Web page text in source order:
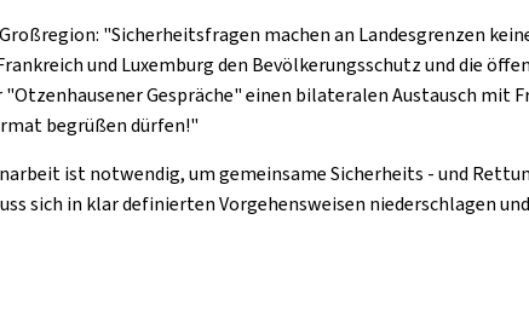
"Sicherheitsfragen machen an Landesgrenzen
und Luxemburg den Bevölkerungsschutz und die
Gespräche" einen bilateralen Austausch mit
begrüßen dürfen!"
ist notwendig, um gemeinsame Sicherheits - und
sich in klar definierten Vorgehensweisen niederschlagen